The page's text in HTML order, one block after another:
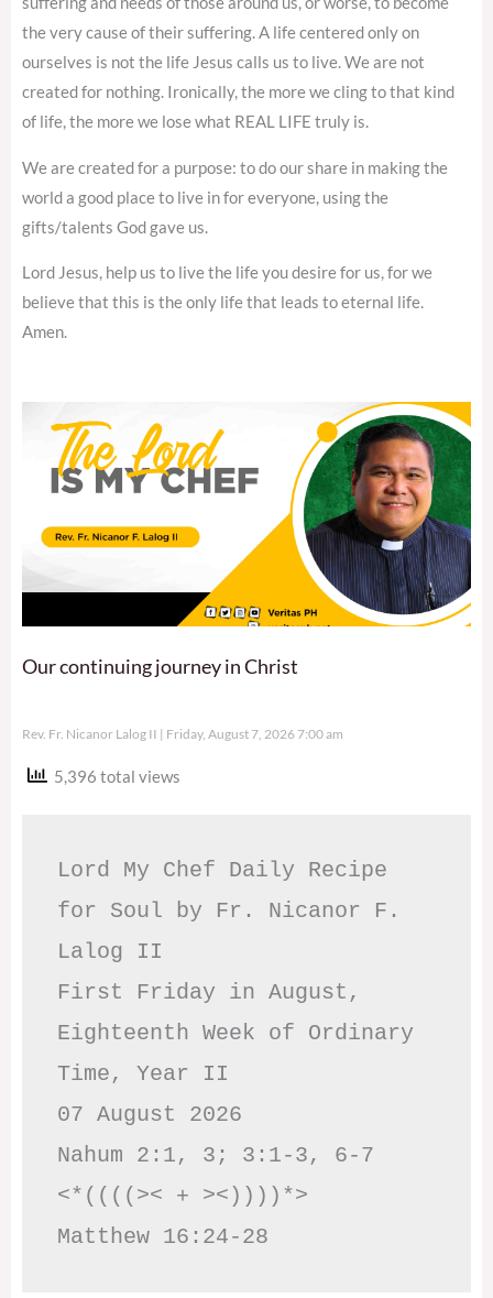
the very cause of their suffering. A life centered only on
ourselves is not the life Jesus calls us to live. We are not
created for nothing. Ironically, the more we cling to that kind
of life, the more we lose what REAL LIFE truly is.
We are created for a purpose: to do our share in making the
world a good place to live in for everyone, using the
gifts/talents God gave us.
Lord Jesus, help us to live the life you desire for us, for we
believe that this is the only life that leads to eternal life.
Amen.
Our continuing journey in Christ
Rev. Fr. Nicanor Lalog II Friday, August 7, 2026 7:00 am
5,396 total views
Lord My Chef Daily Recipe
for Soul by Fr. Nicanor F.
Lalog II
First Friday in August,
Eighteenth Week of Ordinary
Time, Year II
07 August 2026
Nahum 2:1, 3; 3:1-3, 6-7
<*((((>< + ><))))*>
Matthew 16:24-28